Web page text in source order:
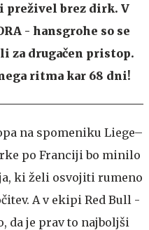
preživel brez dirk. V
- hansgrohe so se
za drugačen pristop.
ritma kar 68 dni!
na spomeniku Liege–
po Franciji bo minilo
ki želi osvojiti rumeno
A v ekipi Red Bull -
da je prav to najboljši